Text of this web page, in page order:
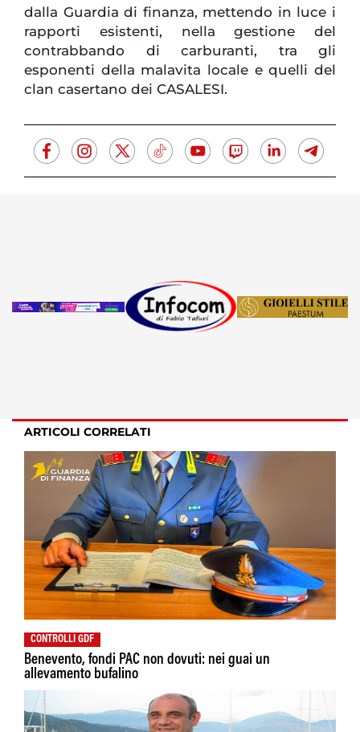
dalla Guardia di finanza, mettendo in luce i
rapporti esistenti, nella gestione del
contrabbando di carburanti, tra gli
esponenti della malavita locale e quelli del
clan casertano dei CASALESI.
ARTICOLI CORRELATI
CONTROLLI GDF
Benevento, fondi PAC non dovuti: nei guai un
allevamento bufalino